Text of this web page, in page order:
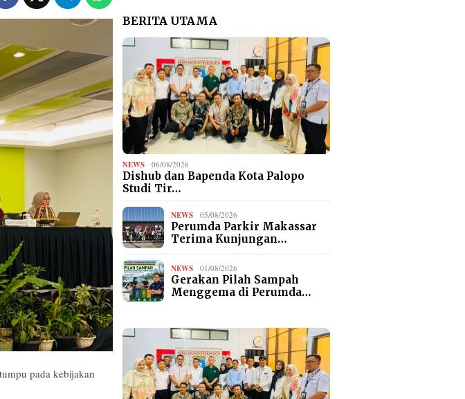
pada kebijakan
BERITA UTAMA
NEWS 06/08/2026
Dishub dan Bapenda Kota Palopo
Studi Tir…
NEWS 05/08/2026
Perumda Parkir Makassar
Terima Kunjungan…
NEWS 01/08/2026
Gerakan Pilah Sampah
Menggema di Perumda…